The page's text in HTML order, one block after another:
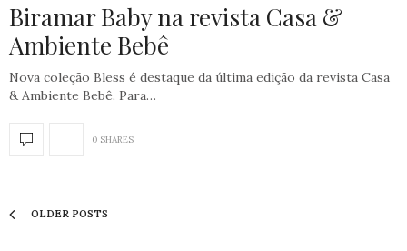
Biramar Baby na revista Casa &
Ambiente Bebê
Nova coleção Bless é destaque da última edição da revista Casa
& Ambiente Bebê. Para…
0 SHARES
OLDER POSTS